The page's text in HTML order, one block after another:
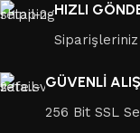
HIZLI
GÜVENLİ
256 Bit SSL